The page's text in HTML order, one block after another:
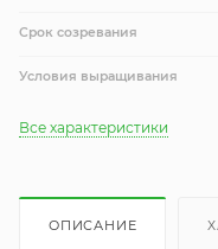
Срок созревания
Условия выращивания
Все характеристики
ОПИСАНИЕ